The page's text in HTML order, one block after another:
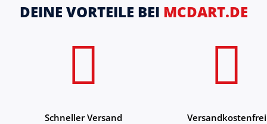
DEINE VORTEILE BEI MCDART.DE
Schneller Versand Versandkostenfrei